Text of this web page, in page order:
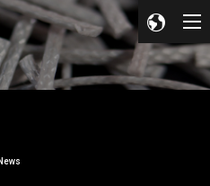
News